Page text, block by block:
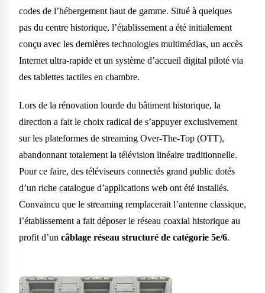
codes de l’hébergement haut de gamme. Situé à quelques
pas du centre historique, l’établissement a été initialement
conçu avec les dernières technologies multimédias, un accès
Internet ultra-rapide et un système d’accueil digital piloté via
des tablettes tactiles en chambre.
Lors de la rénovation lourde du bâtiment historique, la
direction a fait le choix radical de s’appuyer exclusivement
sur les plateformes de streaming Over-The-Top (OTT),
abandonnant totalement la télévision linéaire traditionnelle.
Pour ce faire, des téléviseurs connectés grand public dotés
d’un riche catalogue d’applications web ont été installés.
Convaincu que le streaming remplacerait l’antenne classique,
l’établissement a fait déposer le réseau coaxial historique au
profit d’un câblage réseau structuré de catégorie 5e/6.